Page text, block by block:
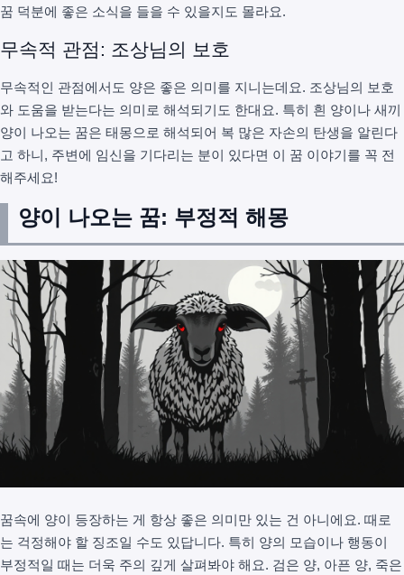
꿈 덕분에 좋은 소식을 들을 수 있을지도 몰라요.
무속적 관점: 조상님의 보호
무속적인 관점에서도 양은 좋은 의미를 지니는데요. 조상님의 보호
와 도움을 받는다는 의미로 해석되기도 한대요. 특히 흰 양이나 새끼
양이 나오는 꿈은 태몽으로 해석되어 복 많은 자손의 탄생을 알린다
고 하니, 주변에 임신을 기다리는 분이 있다면 이 꿈 이야기를 꼭 전
해주세요!
양이 나오는 꿈: 부정적 해몽
꿈속에 양이 등장하는 게 항상 좋은 의미만 있는 건 아니에요. 때로
는 걱정해야 할 징조일 수도 있답니다. 특히 양의 모습이나 행동이
부정적일 때는 더욱 주의 깊게 살펴봐야 해요. 검은 양, 아픈 양, 죽은